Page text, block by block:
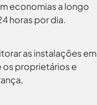
economias a longo
horas por dia.
as instalações em
proprietários e